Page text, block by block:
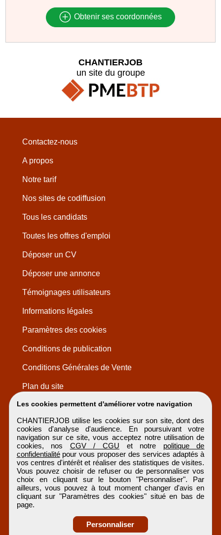
Obtenir ses coordonnées
Les cookies permettent d'améliorer votre navigation
CHANTIERJOB utilise les cookies sur son site, dont des
cookies d'analyse d'audience. En poursuivant votre
navigation sur ce site, vous acceptez notre utilisation de
cookies, nos CGV / CGU et notre politique de
confidentialitépour vous proposer des services adaptés à
vos centres d'intérêt et réaliser des statistiques de visites.
Vous pouvez choisir de refuser ou de personnaliser vos
choix en cliquant sur le bouton "Personnaliser". Par
ailleurs, vous pouvez à tout moment changer d'avis en
cliquant sur "Paramètres des cookies" situé en bas de
page.
Personnaliser
CHANTIERJOB
un site du groupe
Contactez-nous
A propos
Notre tarif
Nos sites de codiffusion
Tous les candidats
Toutes les offres d'emploi
Déposer un CV
Déposer une annonce
Témoignages utilisateurs
Informations légales
Paramètres des cookies
Conditions de publication
Conditions Générales de Vente
Plan du site